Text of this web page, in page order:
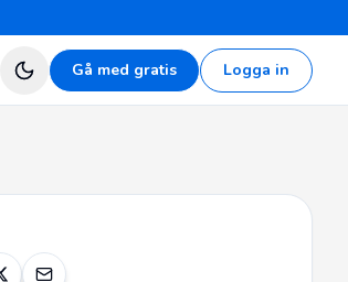
Gå med gratis Logga in